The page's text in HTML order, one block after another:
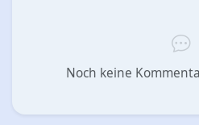
Noch keine